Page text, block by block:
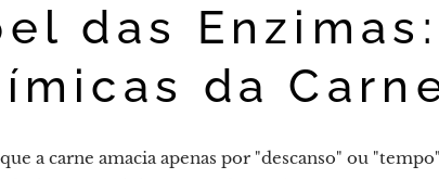
das
da
a carne amacia apenas por "descanso" ou